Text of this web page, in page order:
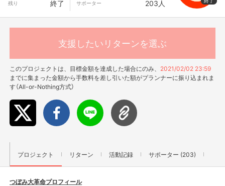
残り
終了 サポーター 203人
支援したいリターンを選ぶ
このプロジェクトは、目標金額を達成した場合にのみ、 2021/02/02 23:59
までに集まった金額から手数料を差し引いた額がプランナーに振り込まれま
す（All-or-Nothing方式）
プロジェクト リターン 活動記録 サポーター (203)
つぼみ大革命プロフィール